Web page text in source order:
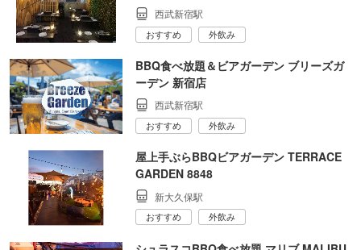
西武新宿駅
おすすめ 外飲み
BBQ食べ放題＆ビアガーデン ブリーズガ
ーデン 新宿店
西武新宿駅
おすすめ 外飲み
屋上手ぶらBBQビアガーデン TERRACE
GARDEN 8848
新大久保駅
おすすめ 外飲み